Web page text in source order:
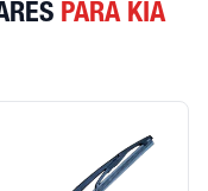
PARA KIA